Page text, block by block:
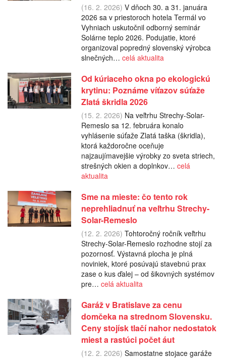
(16. 2. 2026) V dňoch 30. a 31. januára
2026 sa v priestoroch hotela Termál vo
Vyhniach uskutočnil odborný seminár
Solárne teplo 2026. Podujatie, ktoré
organizoval popredný slovenský výrobca
slnečných… celá aktualita
Od kúriaceho okna po ekologickú
krytinu: Poznáme víťazov súťaže
Zlatá škridla 2026
(15. 2. 2026) Na veľtrhu Strechy-Solar-
Remeslo sa 12. februára konalo
vyhlásenie súťaže Zlatá taška (škridla),
ktorá každoročne oceňuje
najzaujímavejšie výrobky zo sveta striech,
strešných okien a doplnkov… celá
aktualita
Sme na mieste: čo tento rok
neprehliadnuť na veľtrhu Strechy-
Solar-Remeslo
(12. 2. 2026) Tohtoročný ročník veľtrhu
Strechy-Solar-Remeslo rozhodne stojí za
pozornosť. Výstavná plocha je plná
noviniek, ktoré posúvajú stavebnú prax
zase o kus ďalej – od šikovných systémov
pre… celá aktualita
Garáž v Bratislave za cenu
domčeka na strednom Slovensku.
Ceny stojísk tlačí nahor nedostatok
miest a rastúci počet áut
(12. 2. 2026) Samostatne stojace garáže